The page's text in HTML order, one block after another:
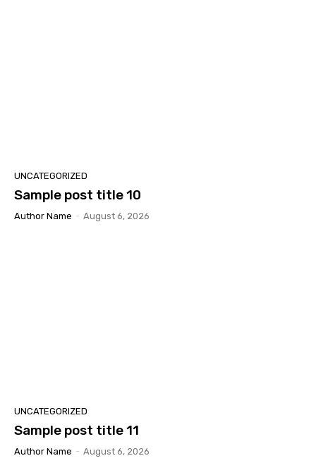
UNCATEGORIZED
Sample post title 10
Author Name - August 6, 2026
UNCATEGORIZED
Sample post title 11
Author Name - August 6, 2026